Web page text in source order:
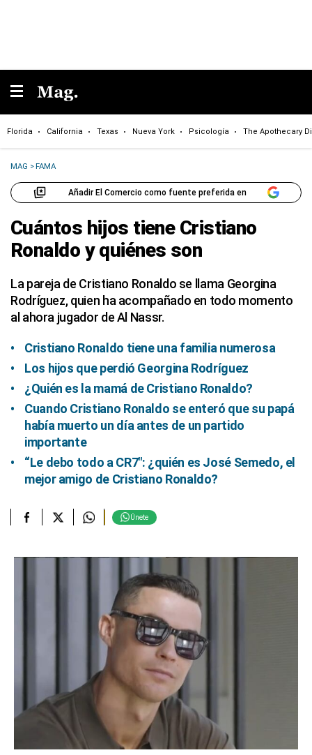
Florida California Texas Nueva York Psicología The Apothecary
MAG >FAMA
Añadir El Comercio como fuente preferida en
Cuántos hijos tiene Cristiano
Ronaldo y quiénes son
La pareja de Cristiano Ronaldo se llama Georgina
Rodríguez, quien ha acompañado en todo momento
al ahora jugador de Al Nassr.
Cristiano Ronaldo tiene una familia numerosa
Los hijos que perdió Georgina Rodríguez
¿Quién es la mamá de Cristiano Ronaldo?
Cuando Cristiano Ronaldo se enteró que su papá
había muerto un día antes de un partido
importante
“Le debo todo a CR7″: ¿quién es José Semedo, el
mejor amigo de Cristiano Ronaldo?
Únete